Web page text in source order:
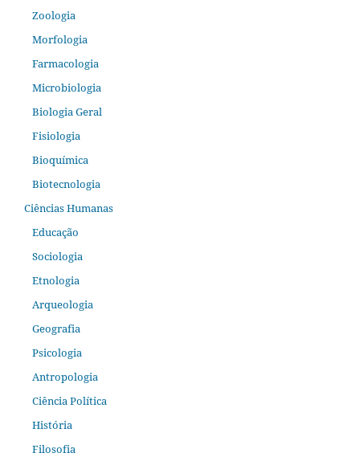
Zoologia
Morfologia
Farmacologia
Microbiologia
Biologia Geral
Fisiologia
Bioquímica
Biotecnologia
Ciências Humanas
Educação
Sociologia
Etnologia
Arqueologia
Geografia
Psicologia
Antropologia
Ciência Política
História
Filosofia